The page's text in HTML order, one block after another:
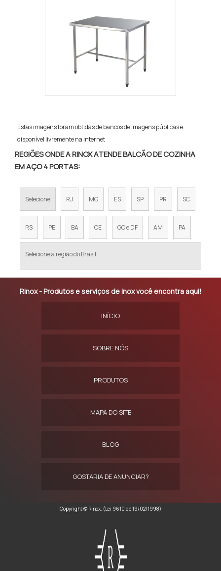
Estas imagens foram obtidas de bancos de imagens públicas e
disponível livremente na internet
REGIÕES ONDE A RINOX ATENDE BALCÃO DE COZINHA
EM AÇO 4 PORTAS:
Selecione RJ MG ES SP PR SC
RS PE BA CE GO e DF AM PA
Selecione a região do Brasil
Rinox - Produtos e serviços de inox você encontra aqui!
INÍCIO
SOBRE NÓS
PRODUTOS
MAPA DO SITE
BLOG
GOSTARIA DE ANUNCIAR?
Copyright © Rinox. (Lei 9610 de 19/02/1998)